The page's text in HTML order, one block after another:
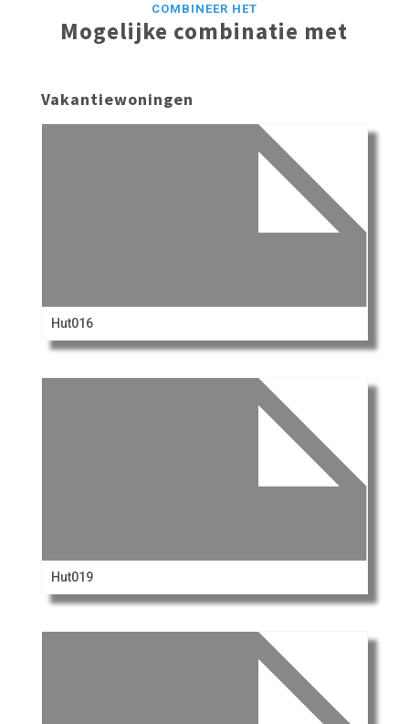
COMBINEER HET
Mogelijke combinatie met
Vakantiewoningen
Hut016
Hut019